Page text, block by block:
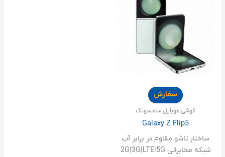
سفارش
گوشی موبایل سامسونگ
Galaxy Z Flip5
ساختار تاشو مقاوم در برابر آب
شبکه مخابراتی 2G|3G|LTE|5G